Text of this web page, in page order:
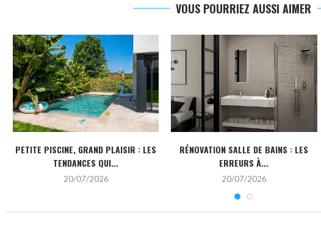
VOUS POURRIEZ AUSSI AIMER
PETITE PISCINE, GRAND PLAISIR : LES
TENDANCES QUI...
20/07/2026
RÉNOVATION SALLE DE BAINS : LES
ERREURS À...
20/07/2026